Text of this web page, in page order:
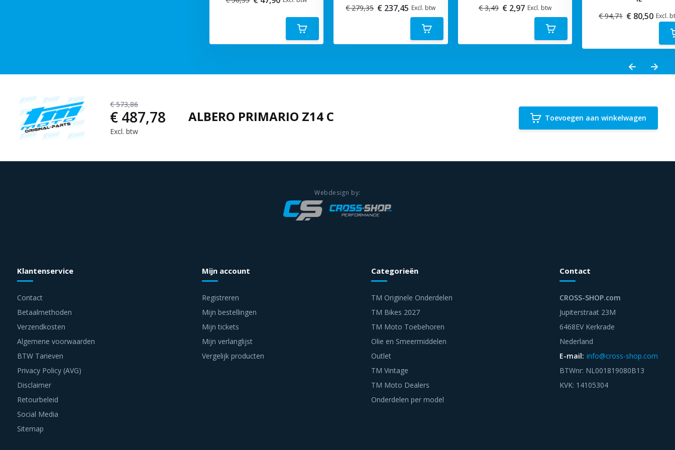
€ 279,35 € 237,45 Excl. btw
€ 3,49 € 2,97 Excl. btw
€ 94,71 € 80,50 Excl.
€ 573,86
€ 487,78
Excl. btw
ALBERO PRIMARIO Z14 C Toevoegen aan winkelwagen
Klantenservice
Contact
Betaalmethoden
Verzendkosten
Algemene voorwaarden
BTW Tarieven
Privacy Policy (AVG)
Disclaimer
Retourbeleid
Social Media
Sitemap
Mijn account
Registreren
Mijn bestellingen
Mijn tickets
Mijn verlanglijst
Vergelijk producten
Categorieën
TM Originele Onderdelen
TM Bikes 2027
TM Moto Toebehoren
Olie en Smeermiddelen
Outlet
TM Vintage
TM Moto Dealers
Onderdelen per model
Contact
CROSS-SHOP.com
Jupiterstraat 23M
6468EV Kerkrade
Nederland
E-mail: info@cross-shop.com
BTWnr: NL001819080B13
KVK: 14105304